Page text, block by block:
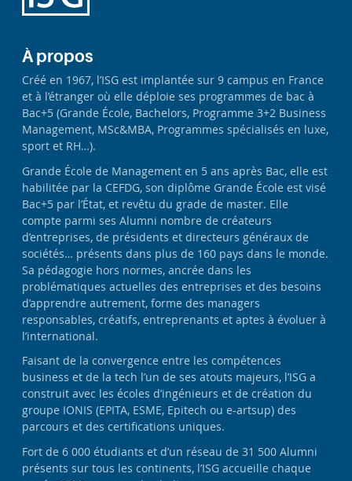
À propos
Créé en 1967, l’ISG est implantée sur 9 campus en France
et à l’étranger où elle déploie ses programmes de bac à
Bac+5 (Grande École, Bachelors, Programme 3+2 Business
Management, MSc&MBA, Programmes spécialisés en luxe,
sport et RH…).
Grande École de Management en 5 ans après Bac, elle est
habilitée par la CEFDG, son diplôme Grande École est visé
Bac+5 par l’État, et revêtu du grade de master. Elle
compte parmi ses Alumni nombre de créateurs
d’entreprises, de présidents et directeurs généraux de
sociétés… présents dans plus de 160 pays dans le monde.
Sa pédagogie hors normes, ancrée dans les
problématiques actuelles des entreprises et des besoins
d’apprendre autrement, forme des managers
responsables, créatifs, entreprenants et aptes à évoluer à
l’international.
Faisant de la convergence entre les compétences
business et de la tech l’un de ses atouts majeurs, l’ISG a
construit avec les écoles d’ingénieurs et de création du
groupe IONIS (EPITA, ESME, Epitech ou e-artsup) des
parcours et des certifications uniques.
Fort de 6 000 étudiants et d’un réseau de 31 500 Alumni
présents sur tous les continents, l’ISG accueille chaque